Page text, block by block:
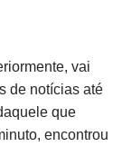
vai
de notícias até
que
encontrou